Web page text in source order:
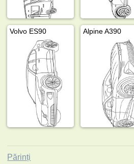
Volvo ES90 Alpine A390
Părinți